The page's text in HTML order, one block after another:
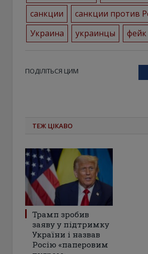
санкции
санкции против
Украина
украинцы фейк
ПОДІЛІТЬСЯ ЦИМ
ТЕЖ ЦІКАВО
Трамп зробив
заяву у підтримку
України і назвав
Росію «паперовим